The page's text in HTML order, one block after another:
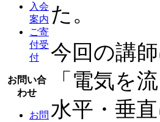
入会
案内
ご寄
付受
付
お問い合
わせ
お問
た。
今回の講
「電気を
水平・垂